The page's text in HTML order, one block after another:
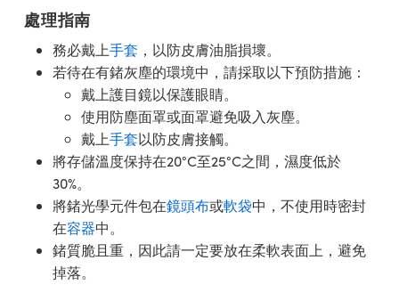
處理指南
務必戴上手套 ，以防皮膚油脂損壞。
若待在有鍺灰塵的環境中，請採取以下預防措施：
戴上護目鏡以保護眼睛。
使用防塵面罩或面罩避免吸入灰塵。
戴上手套以防皮膚接觸。
將存儲溫度保持在20°C至25°C之間，濕度低於
30%。
將鍺光學元件包在鏡頭布或軟袋中，不使用時密封
在容器中。
鍺質脆且重，因此請一定要放在柔軟表面上，避免
掉落。